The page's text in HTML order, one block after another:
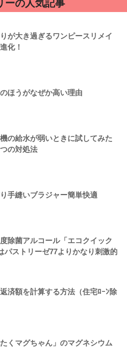
ーの人気記事
が大き過ぎるワンピースリメイ
化！
ほうがなぜか高い理由
の給水が弱いときに試してみた
の対処法
手縫いブラジャー簡単快適
度除菌アルコール「エコクイック
パストリーゼ77よりかなり刺激的
済額を計算する方法（住宅ﾛｰﾝ除
たくマグちゃん」のマグネシウム